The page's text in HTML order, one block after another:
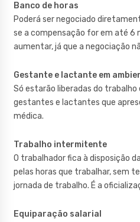
Banco de horas
Poderá ser negociado
se a compensação for em até 6
aumentar, já que a negociação
Gestante e lactante em
Só estarão liberadas do trabalho
gestantes e lactantes que
médica.
Trabalho intermitente
O trabalhador fica à disposição
pelas horas que trabalhar, sem
jornada de trabalho. É a
Equiparação salarial